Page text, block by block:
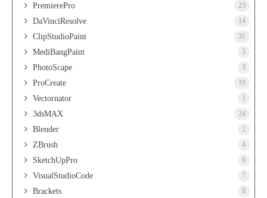
PremierePro 23
DaVinciResolve 14
ClipStudioPaint 31
MediBangPaint 5
PhotoScape 3
ProCreate 19
Vectornator 1
3dsMAX 24
Blender 2
ZBrush 4
SketchUpPro 6
VisualStudioCode 7
Brackets 8